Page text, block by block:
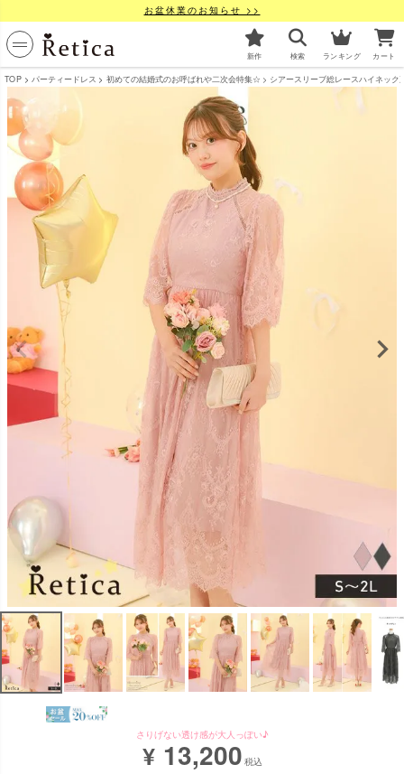
お盆休業のお知らせ >>
新作 検索 ランキング カート
TOP パーティードレス 初めての結婚式のお呼ばれや二次会特集☆ シアースリーブ総レースハイネッ
さりげない透け感が大人っぽい♪
¥ 13,200 税込